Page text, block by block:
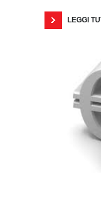
LEGGI